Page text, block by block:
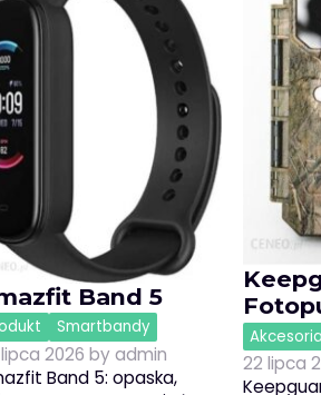
Band 5
Smartbandy
2026 byadmin
Band 5: opaska,
22 lipca